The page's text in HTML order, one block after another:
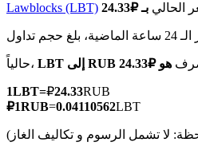
TradFi
Lawblocks (LBT) الحالي
حالياً، LBT إلى RUB
1LBT=₽24.33RUB
₽1RUB=0.04110562LBT